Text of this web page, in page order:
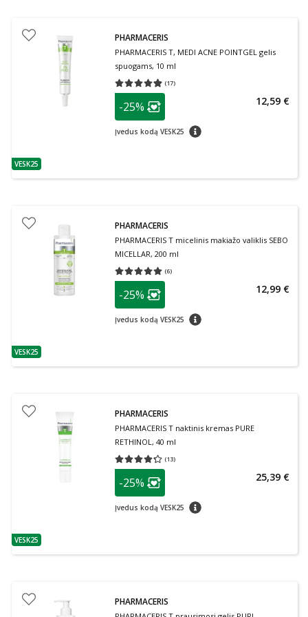
patarimas
VESK25
PHARMACERIS
PHARMACERIS T, MEDI ACNE POINTGEL gelis
spuogams, 10 ml
(17)
Vidutinis įvertinimas 4.88
patarimas
Lojalumo klubo narių nuolaida
-25%
Įvedus kodą VESK25 patarimas
12,59 €
patarimas
VESK25
PHARMACERIS
PHARMACERIS T micelinis makiažo valiklis SEBO
MICELLAR, 200 ml
(6)
Vidutinis įvertinimas 5.00
patarimas
Lojalumo klubo narių nuolaida
-25%
Įvedus kodą VESK25 patarimas
12,99 €
patarimas
VESK25
PHARMACERIS
PHARMACERIS T naktinis kremas PURE
RETHINOL, 40 ml
(13)
Vidutinis įvertinimas 4.23
patarimas
Lojalumo klubo narių nuolaida
-25%
Įvedus kodą VESK25 patarimas
25,39 €
PHARMACERIS